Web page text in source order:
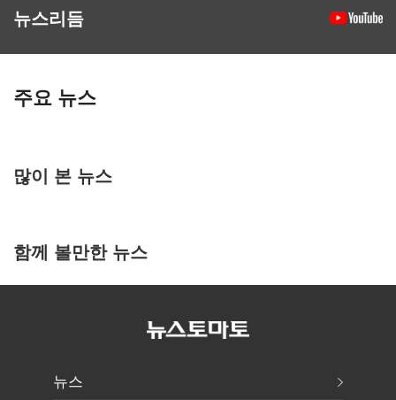
뉴스리듬
주요 뉴스
많이 본 뉴스
함께 볼만한 뉴스
뉴스